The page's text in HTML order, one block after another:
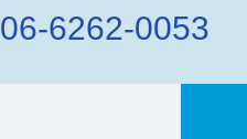
06-6262-0053